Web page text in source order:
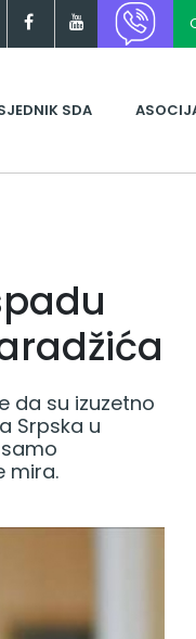
SDA
da su izuzetno
Srpska u
mira.